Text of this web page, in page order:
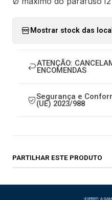
Mostrar stock das
ATENÇÃO:
ENCOMENDAS
Segurança e
(UE) 2023/988
PARTILHAR ESTE PRODUTO
-EXPERT- A